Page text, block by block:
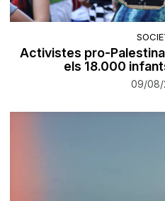
Activistes pro-
els 18.000
09/08/